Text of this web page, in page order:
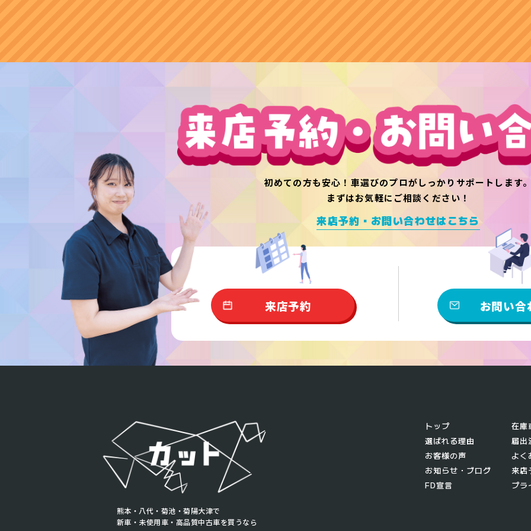
初めての方も安心！ 車選びのプロがしっかりサポートします
まずはお気軽にご相談ください！
来店予約・お問い合わせはこちら
来店予約 お問い合
熊本・八代・菊池・菊陽大津で
新車・未使用車・高品質中古車を買うなら
トップ
在庫
選ばれる理由
届出
お客様の声
よく
お知らせ・ブログ
来店
FD宣言
プラ